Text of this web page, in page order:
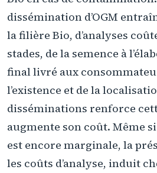
dissémination d’OGM
la filière Bio, d’analyses
stades, de la semence à
final livré aux
l’existence et de la
disséminations renforce
augmente son coût. Même
est encore marginale, la
les coûts d’analyse, induit